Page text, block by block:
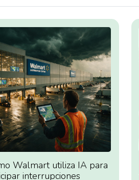
Walmart utiliza IA para
interrupciones